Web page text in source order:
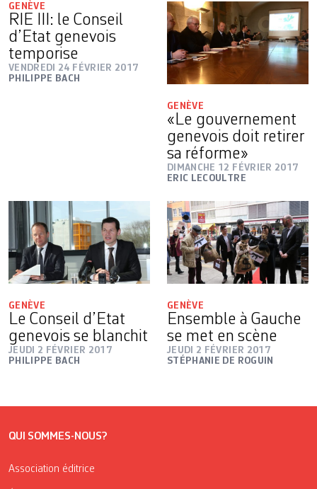
GENÈVE
RIE III: le Conseil
d’Etat genevois
temporise
VENDREDI 24 FÉVRIER 2017
PHILIPPE BACH
GENÈVE
«Le gouvernement
genevois doit retirer
sa réforme»
DIMANCHE 12 FÉVRIER 2017
ERIC LECOULTRE
GENÈVE
Le Conseil d’Etat
genevois se blanchit
JEUDI 2 FÉVRIER 2017
PHILIPPE BACH
GENÈVE
Ensemble à Gauche
se met en scène
JEUDI 2 FÉVRIER 2017
STÉPHANIE DE ROGUIN
QUI SOMMES-NOUS?
Association éditrice